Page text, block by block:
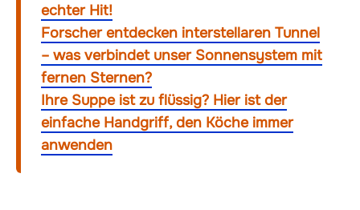
echter Hit!
Forscher entdecken interstellaren Tunnel
– was verbindet unser Sonnensystem mit
fernen Sternen?
Ihre Suppe ist zu flüssig? Hier ist der
einfache Handgriff, den Köche immer
anwenden